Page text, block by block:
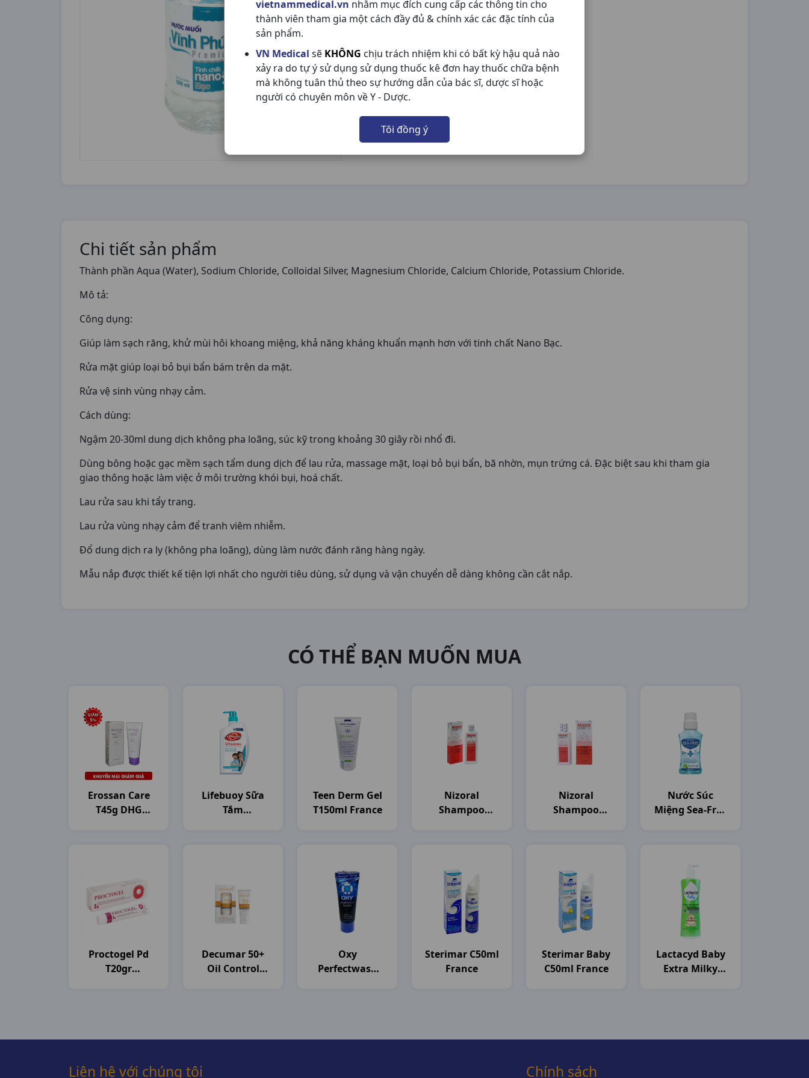
vietnammedical.vn nhằm mục đích cung cấp các thông tin cho
thành viên tham gia một cách đầy đủ & chính xác các đặc tính của
sản phẩm.
VN Medical sẽ KHÔNG chịu trách nhiệm khi có bất kỳ hậu quả nào
xảy ra do tự ý sử dụng sử dụng thuốc kê đơn hay thuốc chữa bệnh
mà không tuân thủ theo sự hướng dẫn của bác sĩ, dược sĩ hoặc
người có chuyên môn về Y - Dược.
Tôi đồng ý
Chi tiết sản phẩm
Thành phần Aqua (Water), Sodium Chloride, Colloidal Silver, Magnesium Chloride, Calcium Chloride, Potassium Chloride.
Mô tả:
Công dụng:
Giúp làm sạch răng, khử mùi hôi khoang miệng, khả năng kháng khuẩn mạnh hơn với tinh chất Nano Bạc.
Rửa mặt giúp loại bỏ bụi bẩn bám trên da mặt.
Rửa vệ sinh vùng nhạy cảm.
Cách dùng:
Ngậm 20-30ml dung dịch không pha loãng, súc kỹ trong khoảng 30 giây rồi nhổ đi.
Dùng bông hoặc gạc mềm sạch tẩm dung dịch để lau rửa, massage mặt, loại bỏ bụi bẩn, bã nhờn, mụn trứng cá. Đặc biệt sau khi tham gia
giao thông hoặc làm việc ở môi trường khói bụi, hoá chất.
Lau rửa sau khi tẩy trang.
Lau rửa vùng nhạy cảm để tranh viêm nhiễm.
Đổ dung dịch ra ly (không pha loãng), dùng làm nước đánh răng hàng ngày.
Mẫu nắp được thiết kế tiện lợi nhất cho người tiêu dùng, sử dụng và vận chuyển dễ dàng không cần cắt nắp.
CÓ THỂ BẠN MUỐN MUA
Erossan Care
T45g DHG
Lifebuoy Sữa
Tắm
Teen Derm Gel
T150ml France
Nizoral
Shampoo
Nizoral
Shampoo
Nước Súc
Miệng Sea-Free
Proctogel Pd
T20gr
Decumar 50+
Oil Control
Oxy
Perfectwash
Sterimar C50ml
France
Sterimar Baby
C50ml France
Lactacyd Baby
Extra Milky
Liên hệ với chúng tôi Chính sách